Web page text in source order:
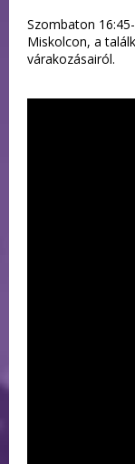
Szombaton
Miskolcon, a
várakozásairól.